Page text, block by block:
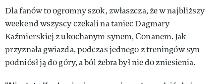
Dla fanów to ogromny szok, zwłaszcza, że w najbliższy
weekend wszyscy czekali na taniec Dagmary
Kaźmierskiej z ukochanym synem, Conanem. Jak
przyznała gwiazda, podczas jednego z treningów syn
podniósł ją do góry, a ból żebra był nie do zniesienia.